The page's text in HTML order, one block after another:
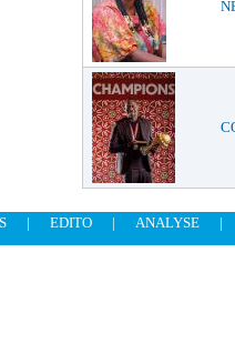
| EDITO | ANALYSE
|